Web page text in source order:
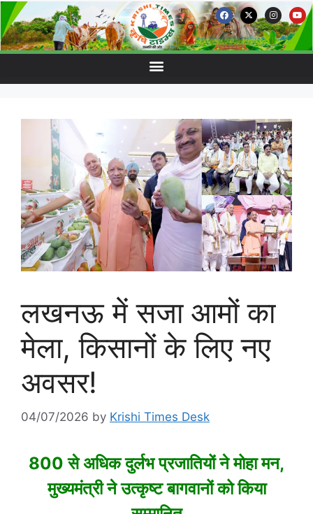
लखनऊ में सजा आमों का
मेला, किसानों के लिए नए
अवसर!
04/07/2026 by Krishi Times Desk
800 से अधिक दुर्लभ प्रजातियों ने मोहा मन,
मुख्यमंत्री ने उत्कृष्ट बागवानों को किया